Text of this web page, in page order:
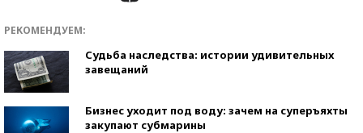
РЕКОМЕНДУЕМ:
Судьба наследства: истории удивительных
завещаний
Бизнес уходит под воду: зачем на суперъяхты
закупают субмарины